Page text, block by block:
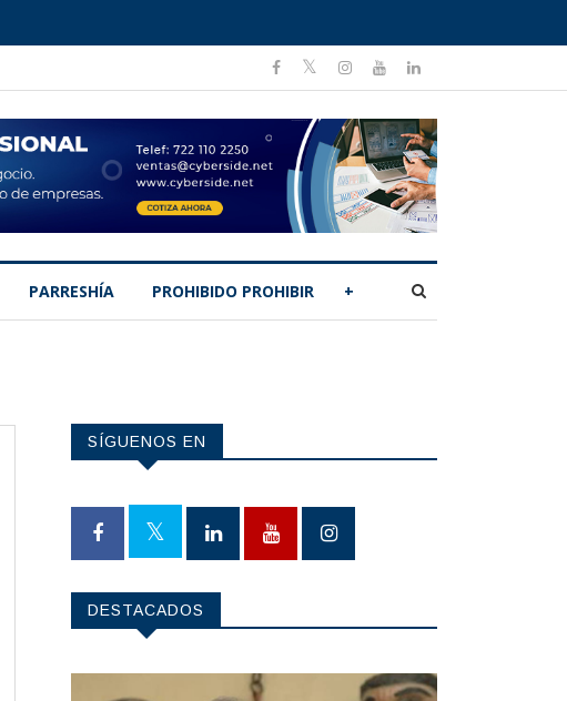
PARRESHÍA PROHIBIDO PROHIBIR +
SÍGUENOS EN
DESTACADOS